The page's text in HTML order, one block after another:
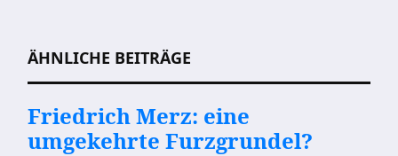
ÄHNLICHE BEITRÄGE
Friedrich Merz: eine
umgekehrte Furzgrundel?